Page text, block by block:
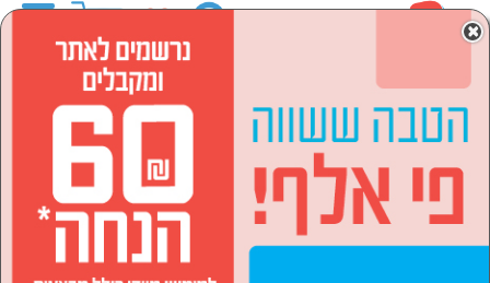
מנגלים, גרילים, מעשנות, מטבחי חוץ
גרילים גז
גרילים גז Napoleon
נמצאו 1 גריל גז של Napoleon
מיון: הפופולרים ביותר
×